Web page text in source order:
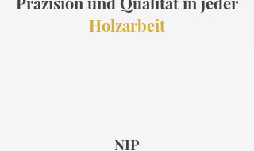
Holzarbeit
NIP